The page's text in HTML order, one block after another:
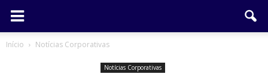
Início Notícias Corporativas
Notícias Corporativas